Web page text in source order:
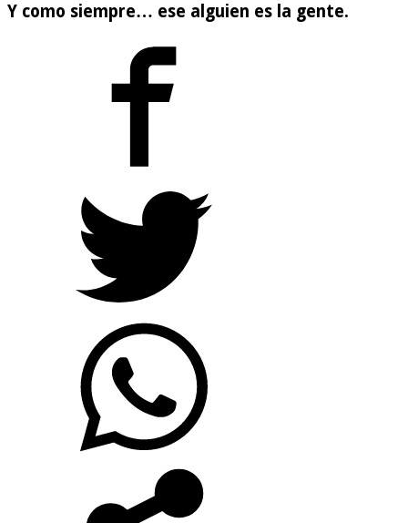
Y como siempre… ese alguien es la gente.